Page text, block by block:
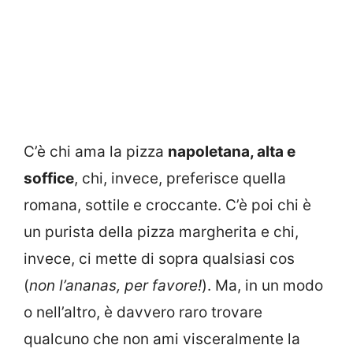
C’è chi ama la pizza napoletana, alta e
soffice, chi, invece, preferisce quella
romana, sottile e croccante. C’è poi chi è
un purista della pizza margherita e chi,
invece, ci mette di sopra qualsiasi cos
(non l’ananas, per favore!). Ma, in un modo
o nell’altro, è davvero raro trovare
qualcuno che non ami visceralmente la